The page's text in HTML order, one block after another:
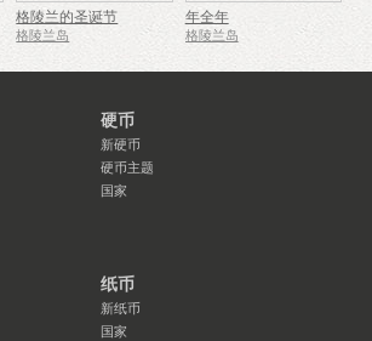
格陵兰的圣诞节
格陵兰岛
年全年
格陵兰岛
硬币
新硬币
硬币主题
国家
纸币
新纸币
国家